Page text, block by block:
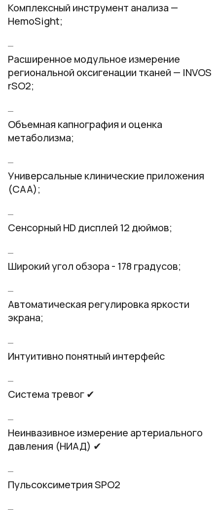
Комплексный инструмент анализа —
HemoSight;
Расширенное модульное измерение
региональной оксигенации тканей — INVOS
rSO2;
Объемная капнография и оценка
метаболизма;
Универсальные клинические приложения
(CAA);
Сенсорный HD дисплей 12 дюймов;
Широкий угол обзора - 178 градусов;
Автоматическая регулировка яркости
экрана;
Интуитивно понятный интерфейс
Система тревог ✔
Неинвазивное измерение артериального
давления (НИАД) ✔
Пульсоксиметрия SPO2